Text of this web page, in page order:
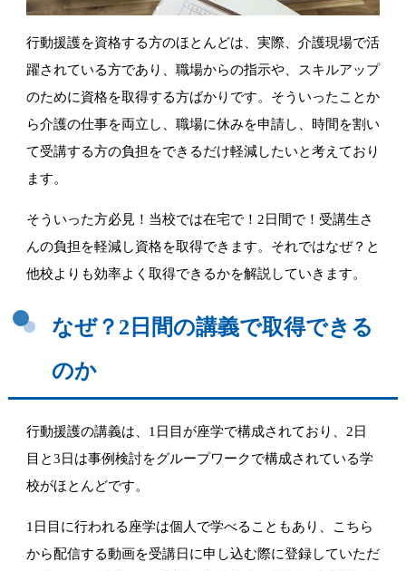
行動援護を資格する方のほとんどは、実際、 介護現場で活
躍されている方であり、職場からの指示や、
スキルアップ
のために資格を取得する方ばかりです。 そういったことか
ら介護の仕事を両立し、職場に休みを申請し、
時間を割い
て受講する方の負担をできるだけ軽減したいと考えてお り
ます。
そういった方必見！当校では在宅で！2日間で！ 受講生さ
んの負担を軽減し資格を取得できます。それではなぜ？ と
他校よりも効率よく取得できるかを解説していきます。
なぜ？2日間の講義で取得できる
のか
行動援護の講義は、1日目が座学で構成されており、 2日
目と3日は事例検討をグループワークで構成されている学
校がほとんどです。
1日目に行われる座学は個人で学べることもあり、
こちら
から配信する動画を受講日に申し込む際に登録していただ